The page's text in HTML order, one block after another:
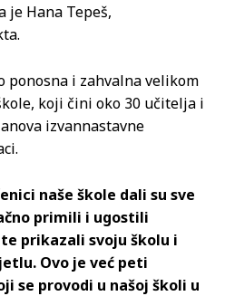
je Hana Tepeš,
ponosna i zahvalna velikom
koji čini oko 30 učitelja i
izvannastavne
naše škole dali su sve
primili i ugostili
prikazali svoju školu i
Ovo je već peti
se provodi u našoj školi u